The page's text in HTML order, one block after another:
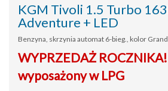
KGM Tivoli 1.5 Turbo
Adventure + LED
Benzyna, skrzynia automat 6-bieg., kolor
WYPRZEDAŻ
wyposażony w LPG